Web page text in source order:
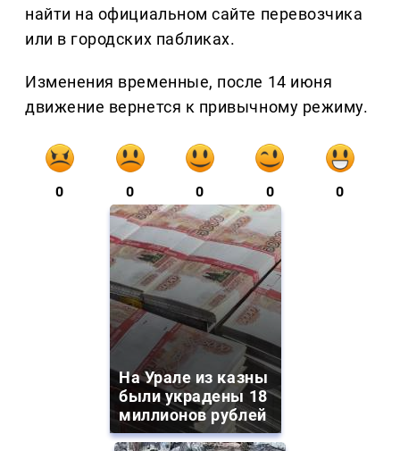
найти на официальном сайте перевозчика
или в городских пабликах.
Изменения временные, после 14 июня
движение вернется к привычному режиму.
0 0 0 0 0
На Урале из казны
были украдены 18
миллионов рублей